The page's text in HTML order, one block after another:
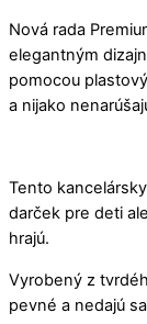
Nová rada
elegantným
pomocou
a nijako
Tento
darček pre deti
hrajú.
Vyrobený z
pevné a nedajú